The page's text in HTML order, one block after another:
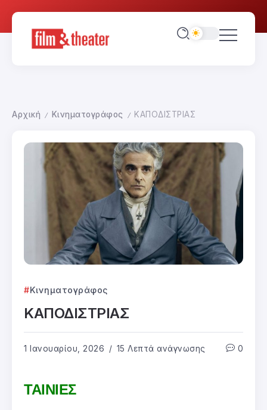
Αρχική / Κινηματογράφος / ΚΑΠΟΔΙΣΤΡΙΑΣ
Κινηματογράφος
ΚΑΠΟΔΙΣΤΡΙΑΣ
1 Ιανουαρίου, 2026 15 Λεπτά ανάγνωσης 0
ΤΑΙΝΙΕΣ